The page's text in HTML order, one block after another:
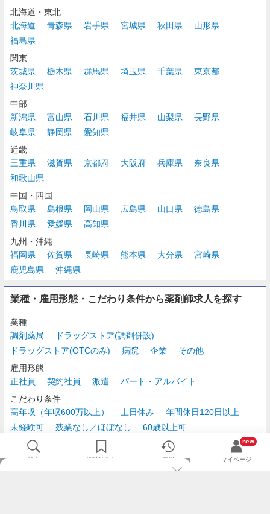
北海道・東北
北海道
青森県 岩手県 宮城県 秋田県
山形県
福島県
関東
茨城県
栃木県 群馬県 埼玉県 千葉県
東京都
神奈川県
中部
新潟県
富山県 石川県 福井県 山梨県
長野県
岐阜県
静岡県
愛知県
近畿
三重県
滋賀県 京都府 大阪府 兵庫県
奈良県
和歌山県
中国・四国
鳥取県
島根県 岡山県 広島県 山口県
徳島県
香川県
愛媛県
高知県
九州・沖縄
福岡県
佐賀県 長崎県 熊本県 大分県
宮崎県
鹿児島県
沖縄県
業種・雇用形態・こだわり条件から薬剤師求人を探す
業種
調剤薬局
ドラッグストア(調剤併設)
ドラッグストア(OTCのみ)
病院 企業
その他
雇用形態
正社員
契約社員 派遣
パート・アルバイト
こだわり条件
高年収（年収600万以上）
土日休み
年間休日120日以上
未経験可
残業なし／ほぼなし
60歳以上可
時給2,500円以上
検索 検討リスト 履歴
new
マイページ